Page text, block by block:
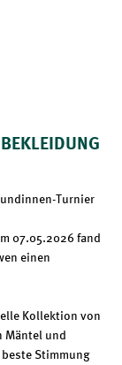
Turnier
07.05.2026 fand
einen
Kollektion von
Mäntel und
Stimmung